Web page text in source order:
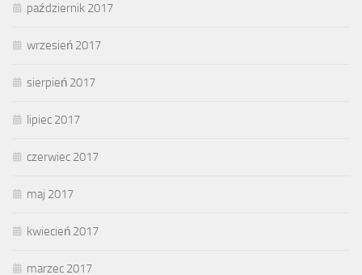
październik 2017
wrzesień 2017
sierpień 2017
lipiec 2017
czerwiec 2017
maj 2017
kwiecień 2017
marzec 2017